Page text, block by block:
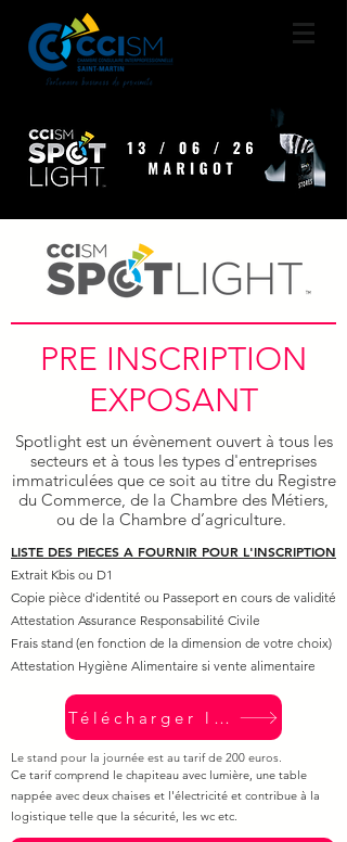
PRE INSCRIPTION
EXPOSANT
Spotlight est un évènement ouvert à tous les
secteurs et à tous les types d'entreprises
immatriculées que ce soit au titre du Registre
du Commerce, de la Chambre des Métiers,
ou de la Chambre d’agriculture.
LISTE DES PIECES A FOURNIR POUR L'INSCRIPTION
Extrait Kbis ou D1
Copie pièce d'identité ou Passeport en cours de validité
Attestation Assurance Responsabilité Civile
Frais stand (en fonction de la dimension de votre choix)
Attestation Hygiène Alimentaire si vente alimentaire
Télécharger la liste
Le stand pour la journée est au tarif de 200 euros.
Ce tarif comprend le chapiteau avec lumière, une table
nappée avec deux chaises et l'électricité et contribue à la
logistique telle que la sécurité, les wc etc.